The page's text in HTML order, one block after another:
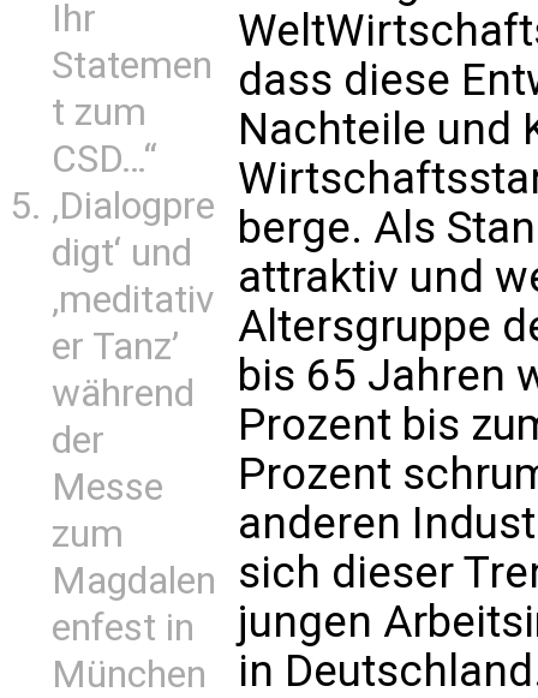
Ihr
Statemen
t zum
CSD…“
‚Dialogpre
digt‘ und
‚meditativ
er Tanz’
während
der
Messe
zum
Magdalen
enfest in
München
dass diese
Nachteile und
berge. Als
attraktiv und
Altersgruppe
bis 65 Jahren
Prozent bis
Prozent
anderen
sich dieser
jungen
in